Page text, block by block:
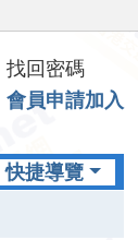
找回密碼
會員申請加入
快捷導覽